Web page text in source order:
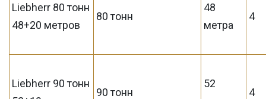
Liebherr 80 тонн
48+20 метров
80 тонн
48
метра
4
Liebherr 90 тонн
90 тонн
52
4